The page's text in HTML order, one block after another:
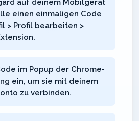
auf deinem Mobilgerät
einen einmaligen Code
> Profil bearbeiten >
im Popup der Chrome-
ein, um sie mit deinem
zu verbinden.